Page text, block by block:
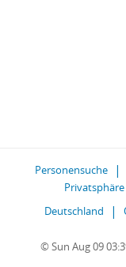
Personensuche
Privatsphäre
Deutschland
© Sun Aug 09